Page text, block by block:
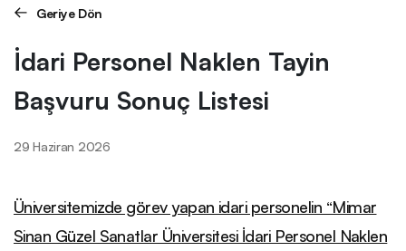
Geriye Dön
İdari Personel Naklen Tayin
Başvuru Sonuç Listesi
29 Haziran 2026
Üniversitemizde görev yapan idari personelin “Mimar
Sinan Güzel Sanatlar Üniversitesi İdari Personel Naklen